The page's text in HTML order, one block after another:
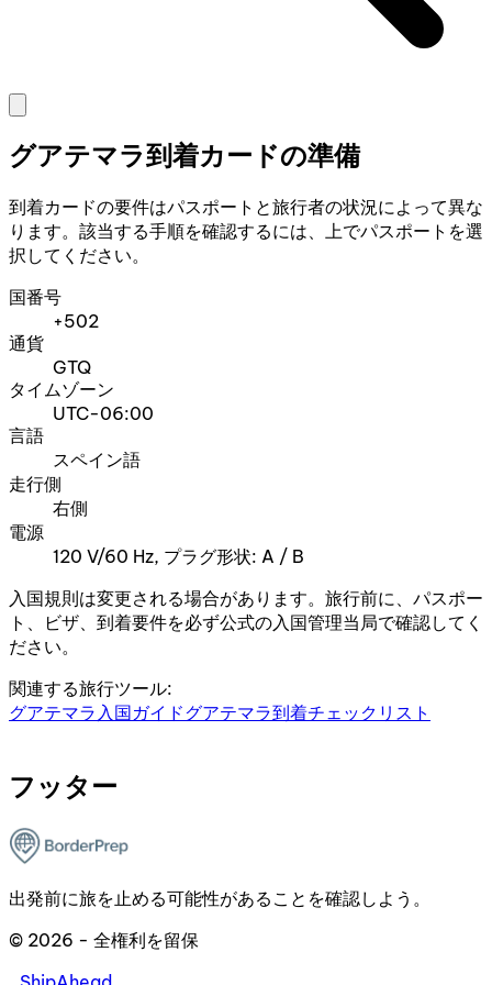
グアテマラ到着カードの準備
到着カードの要件はパスポートと旅行者の状況によって異な
ります。該当する手順を確認するには、上でパスポートを選
択してください。
国番号
+502
通貨
GTQ
タイムゾーン
UTC-06:00
言語
スペイン語
走行側
右側
電源
120 V/60 Hz, プラグ形状: A / B
入国規則は変更される場合があります。旅行前に、パスポー
ト、ビザ、到着要件を必ず公式の入国管理当局で確認してく
ださい。
関連する旅行ツール:
グアテマラ入国ガイドグアテマラ到着チェックリスト
フッター
出発前に旅を止める可能性があることを確認しよう。
© 2026 - 全権利を留保